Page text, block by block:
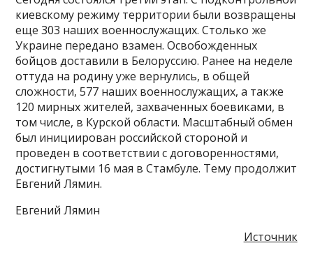
киевскому режиму территории были возвращены
еще 303 наших военнослужащих. Столько же
Украине передано взамен. Освобожденных
бойцов доставили в Белоруссию. Ранее на неделе
оттуда на родину уже вернулись, в общей
сложности, 577 наших военнослужащих, а также
120 мирных жителей, захваченных боевиками, в
том числе, в Курской области. Масштабный обмен
был инициирован российской стороной и
проведен в соответствии с договоренностями,
достигнутыми 16 мая в Стамбуле. Тему продолжит
Евгений Лямин.
Евгений Лямин
Источник